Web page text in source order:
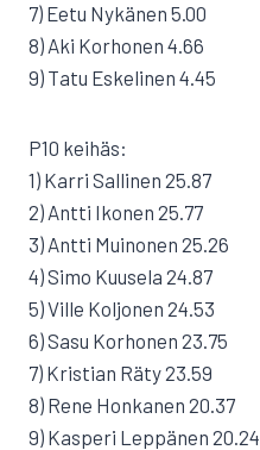
7) Eetu Nykänen 5.00
8) Aki Korhonen 4.66
9) Tatu Eskelinen 4.45
P10 keihäs:
1) Karri Sallinen 25.87
2) Antti Ikonen 25.77
3) Antti Muinonen 25.26
4) Simo Kuusela 24.87
5) Ville Koljonen 24.53
6) Sasu Korhonen 23.75
7) Kristian Räty 23.59
8) Rene Honkanen 20.37
9) Kasperi Leppänen 20.24